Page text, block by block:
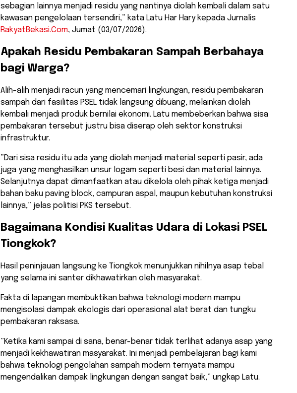
sebagian lainnya menjadi residu yang nantinya diolah kembali dalam satu
kawasan pengelolaan tersendiri,” kata Latu Har Hary kepada Jurnalis
RakyatBekasi.Com, Jumat (03/07/2026).
​Apakah Residu Pembakaran Sampah Berbahaya
bagi Warga?
​Alih-alih menjadi racun yang mencemari lingkungan, residu pembakaran
sampah dari fasilitas PSEL tidak langsung dibuang, melainkan diolah
kembali menjadi produk bernilai ekonomi. Latu membeberkan bahwa sisa
pembakaran tersebut justru bisa diserap oleh sektor konstruksi
infrastruktur.
​”Dari sisa residu itu ada yang diolah menjadi material seperti pasir, ada
juga yang menghasilkan unsur logam seperti besi dan material lainnya.
Selanjutnya dapat dimanfaatkan atau dikelola oleh pihak ketiga menjadi
bahan baku paving block, campuran aspal, maupun kebutuhan konstruksi
lainnya,” jelas politisi PKS tersebut.
​Bagaimana Kondisi Kualitas Udara di Lokasi PSEL
Tiongkok?
​Hasil peninjauan langsung ke Tiongkok menunjukkan nihilnya asap tebal
yang selama ini santer dikhawatirkan oleh masyarakat.
Fakta di lapangan membuktikan bahwa teknologi modern mampu
mengisolasi dampak ekologis dari operasional alat berat dan tungku
pembakaran raksasa.
​”Ketika kami sampai di sana, benar-benar tidak terlihat adanya asap yang
menjadi kekhawatiran masyarakat. Ini menjadi pembelajaran bagi kami
bahwa teknologi pengolahan sampah modern ternyata mampu
mengendalikan dampak lingkungan dengan sangat baik,” ungkap Latu.